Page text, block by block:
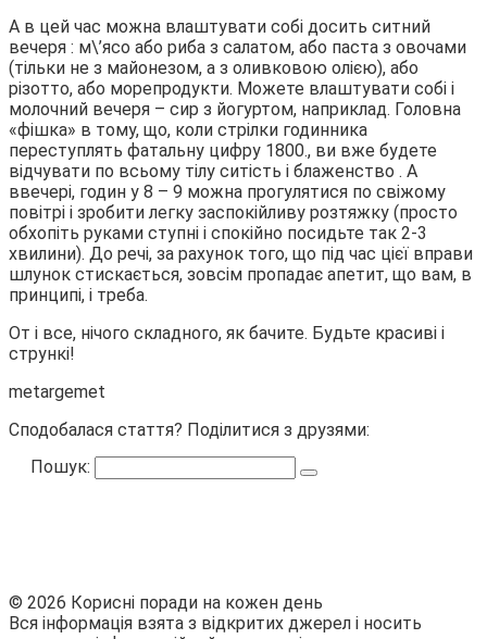
А в цей час можна влаштувати собі досить ситний
вечеря : м\’ясо або риба з салатом, або паста з овочами
(тільки не з майонезом, а з оливковою олією), або
різотто, або морепродукти. Можете влаштувати собі і
молочний вечеря – сир з йогуртом, наприклад. Головна
«фішка» в тому, що, коли стрілки годинника
переступлять фатальну цифру 1800., ви вже будете
відчувати по всьому тілу ситість і блаженство . А
ввечері, годин у 8 – 9 можна прогулятися по свіжому
повітрі і зробити легку заспокійливу розтяжку (просто
обхопіть руками ступні і спокійно посидьте так 2-3
хвилини). До речі, за рахунок того, що під час цієї вправи
шлунок стискається, зовсім пропадає апетит, що вам, в
принципі, і треба.
От і все, нічого складного, як бачите. Будьте красиві і
стрункі!
metargemet
Сподобалася стаття? Поділитися з друзями:
Пошук:
© 2026 Корисні поради на кожен день
Вся інформація взята з відкритих джерел і носить